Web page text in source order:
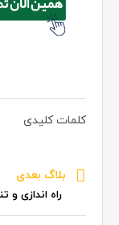
کلمات کلیدی
بلاگ بعدی
راه اندازی